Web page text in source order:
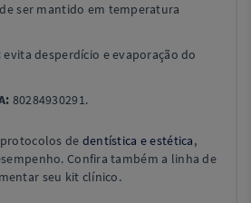
ser mantido em temperatura
evita desperdício e evaporação do
80284930291.
de dentística e estética,
Confira também a linha de
seu kit clínico.